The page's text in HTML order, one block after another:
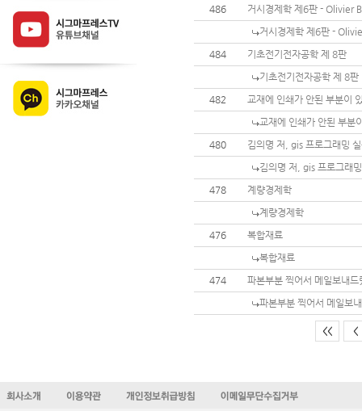
486
거시경제학 제6판 - Olivier
거시경제학 제6판 -
484
기초전기전자공학 제 8판
기초전기전자공학 제 8판
482
교재에 인쇄가 안된 부분이
교재에 인쇄가 안된 부분
480
김의명 저, gis 프로그래밍
김의명 저, gis 프로그래
478
계량경제학
계량경제학
476
복합재료
복합재료
474
파본부분 찍어서 메일보내드
파본부분 찍어서 메일보
<< <